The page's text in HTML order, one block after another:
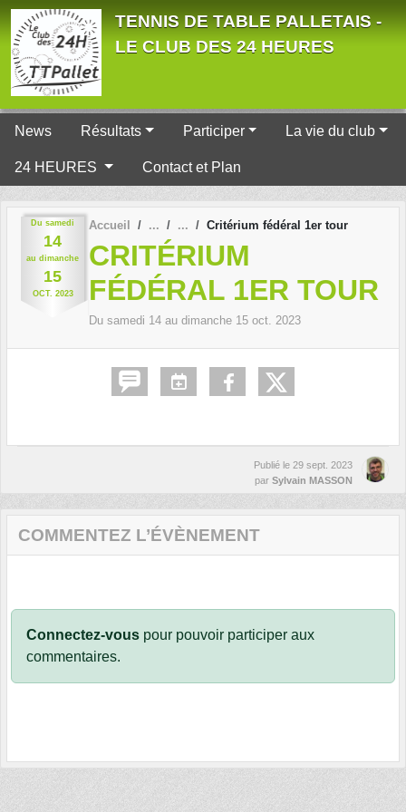
TENNIS DE TABLE PALLETAIS -
LE CLUB DES 24 HEURES
News Résultats Participer La vie du club
24 HEURES Contact et Plan
Du samedi
14
au dimanche
15
OCT. 2023
Accueil Critérium fédéral 1er tour
CRITÉRIUM
FÉDÉRAL 1ER TOUR
Du samedi 14 au dimanche 15 oct. 2023
Publié le 29 sept. 2023
par Sylvain MASSON
COMMENTEZ L’ÉVÈNEMENT
Connectez-vous pour pouvoir participer aux
commentaires.
Panneau de gestion des cookies